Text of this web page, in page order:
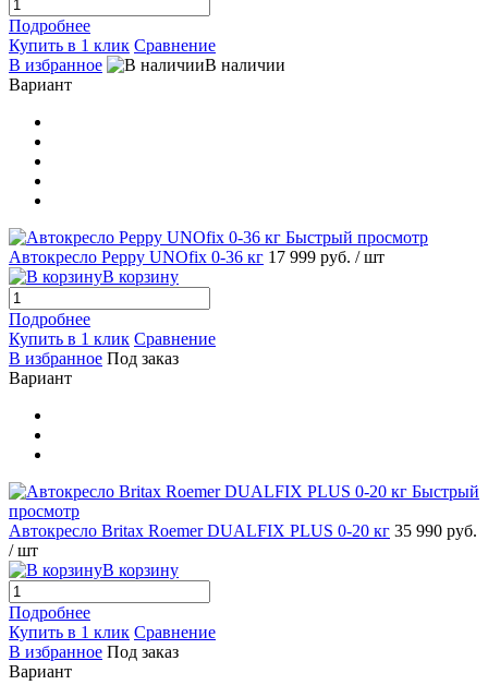
Подробнее
Купить в 1 клик Сравнение
В избранное
В наличии
Вариант
Быстрый просмотр
Автокресло Peppy UNOfix 0-36 кг 17 999 руб. / шт
В корзину
Подробнее
Купить в 1 клик Сравнение
В избранное Под заказ
Вариант
Быстрый
просмотр
Автокресло Britax Roemer DUALFIX PLUS 0-20 кг 35 990 руб.
/ шт
В корзину
Подробнее
Купить в 1 клик Сравнение
В избранное Под заказ
Вариант